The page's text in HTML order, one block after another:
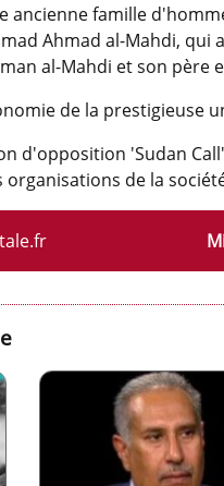
ancienne famille
Ahmad al-Mahdi, qui
al-Mahdi et son père
de la prestigieuse
d'opposition 'Sudan
de la